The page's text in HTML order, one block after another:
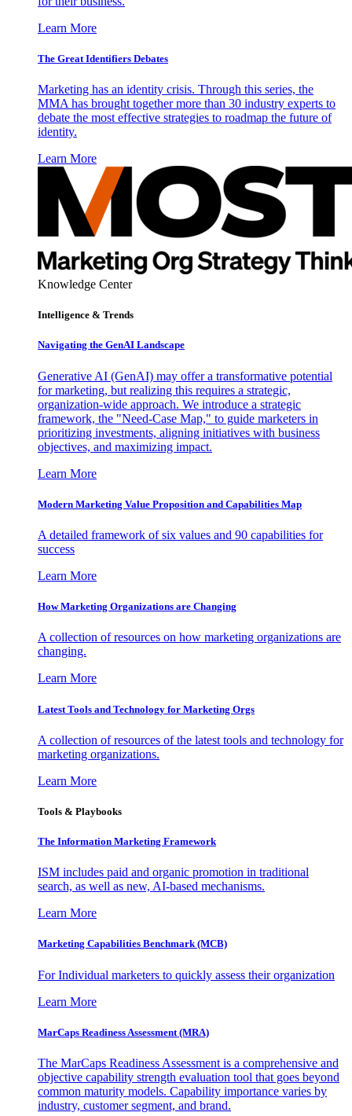
Learn More
The Great Identifiers Debates
Marketing has an identity crisis. Through this series, the
MMA has brought together more than 30 industry experts to
debate the most effective strategies to roadmap the future of
identity.
Learn More
Knowledge Center
Intelligence & Trends
Navigating the GenAI Landscape
Generative AI (GenAI) may offer a transformative potential
for marketing, but realizing this requires a strategic,
organization-wide approach. We introduce a strategic
framework, the "Need-Case Map," to guide marketers in
prioritizing investments, aligning initiatives with business
objectives, and maximizing impact.
Learn More
Modern Marketing Value Proposition and Capabilities Map
A detailed framework of six values and 90 capabilities for
success
Learn More
How Marketing Organizations are Changing
A collection of resources on how marketing organizations are
changing.
Learn More
Latest Tools and Technology for Marketing Orgs
A collection of resources of the latest tools and technology for
marketing organizations.
Learn More
Tools & Playbooks
The Information Marketing Framework
ISM includes paid and organic promotion in traditional
search, as well as new, AI-based mechanisms.
Learn More
Marketing Capabilities Benchmark (MCB)
For Individual marketers to quickly assess their organization
Learn More
MarCaps Readiness Assessment (MRA)
The MarCaps Readiness Assessment is a comprehensive and
objective capability strength evaluation tool that goes beyond
common maturity models. Capability importance varies by
industry, customer segment, and brand.